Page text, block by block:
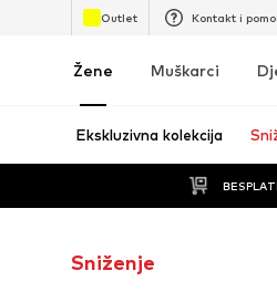
Outlet Kontakt i
Žene Muškarci
Ekskluzivna kolekcija
Sniženje